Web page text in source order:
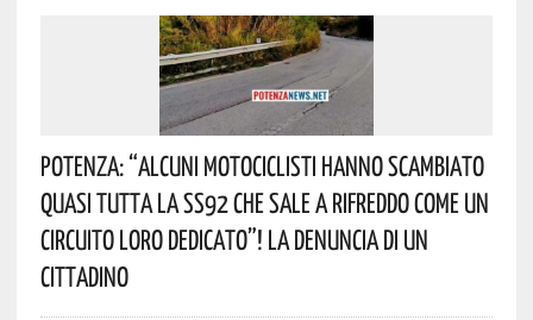
Potenza: “alcuni Motociclisti Hanno Scambiato
Quasi Tutta La SS92 Che Sale A Rifreddo Come Un
Circuito Loro Dedicato”! La Denuncia Di Un
Cittadino